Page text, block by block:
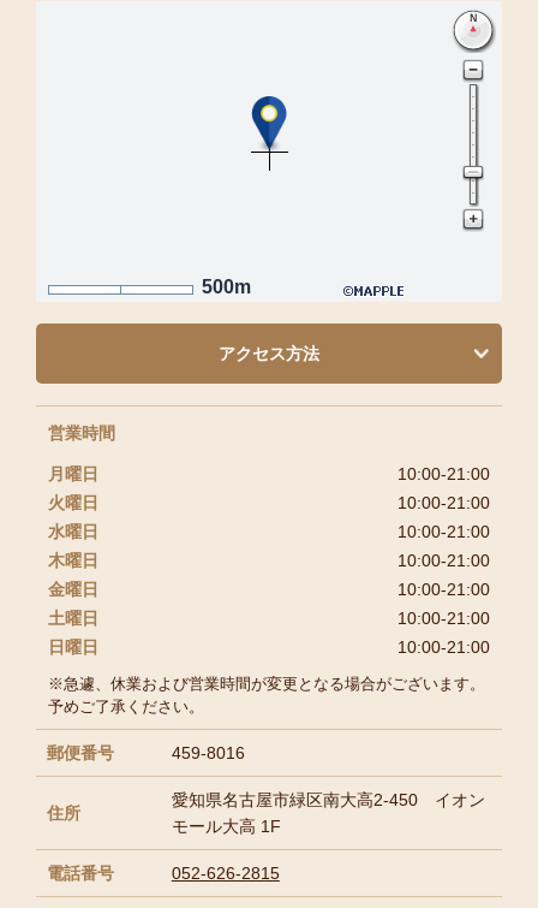
500m
営業時間
月曜日
10:00-21:00
火曜日
10:00-21:00
水曜日
10:00-21:00
木曜日
10:00-21:00
金曜日
10:00-21:00
土曜日
10:00-21:00
日曜日
10:00-21:00
※急遽、休業および営業時間が変更となる場合がございます。
予めご了承ください。
郵便番号 459-8016
住所
愛知県名古屋市緑区南大高2-450 イオン
モール大高 1F
電話番号 052-626-2815
アクセス方法